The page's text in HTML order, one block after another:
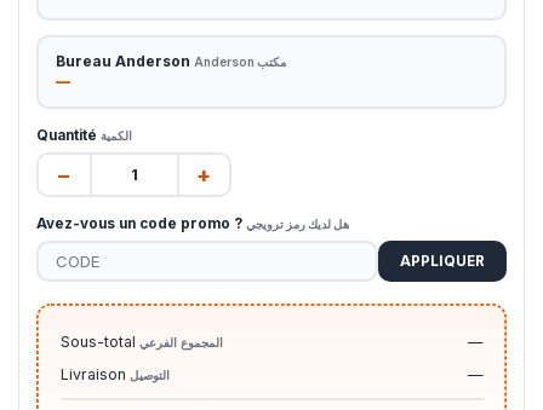
Bureau Anderson مكتب Anderson
—
Quantité الكمية
− +
Avez-vous un code promo ? هل لديك رمز ترويجي
APPLIQUER
Sous-total المجموع الفرعي
—
Livraison التوصيل —